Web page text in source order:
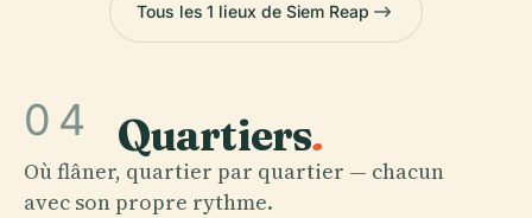
Tous les 1 lieux de Siem Reap
04 Quartiers.
Où flâner, quartier par quartier — chacun
avec son propre rythme.